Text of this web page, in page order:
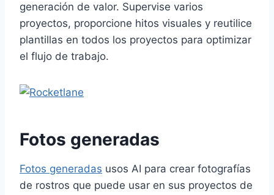
generación de valor. Supervise varios
proyectos, proporcione hitos visuales y reutilice
plantillas en todos los proyectos para optimizar
el flujo de trabajo.
Fotos generadas
Fotos generadas usos AI para crear fotografías
de rostros que puede usar en sus proyectos de